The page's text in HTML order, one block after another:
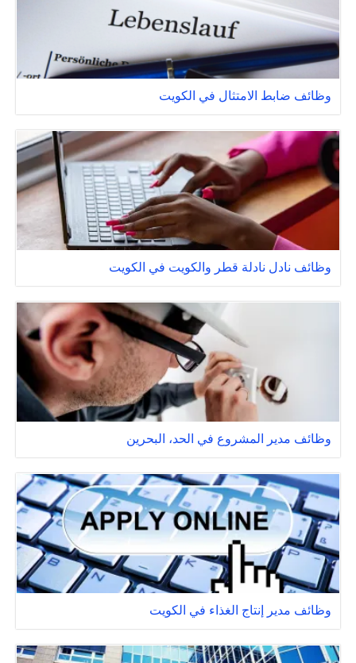
وظائف ضابط الامتثال في الكويت
وظائف نادل نادلة قطر والكويت في الكويت
وظائف مدير المشروع في الحد، البحرين
وظائف مدير إنتاج الغذاء في الكويت